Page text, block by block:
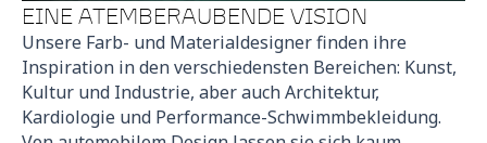
EINE ATEMBERAUBENDE VISION
Unsere Farb- und Materialdesigner finden ihre
Inspiration in den verschiedensten Bereichen: Kunst,
Kultur und Industrie, aber auch Architektur,
Kardiologie und Performance-Schwimmbekleidung.